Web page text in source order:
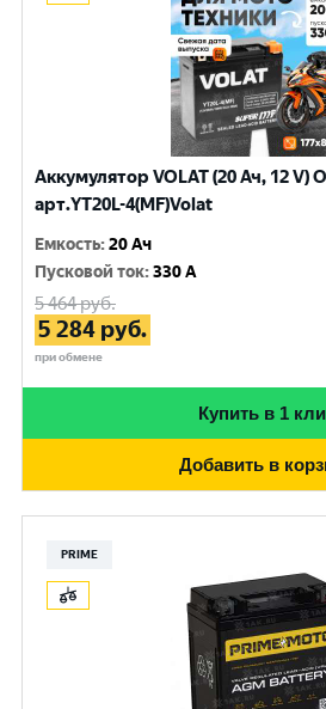
Аккумулятор VOLAT (20 Ач, 12 V)
арт.YT20L-4(MF)Volat
Емкость:20 Ач
Пусковой ток:330 A
5 464руб.
5 284 руб.
при обмене
Купить в 1
Добавить в
PRIME